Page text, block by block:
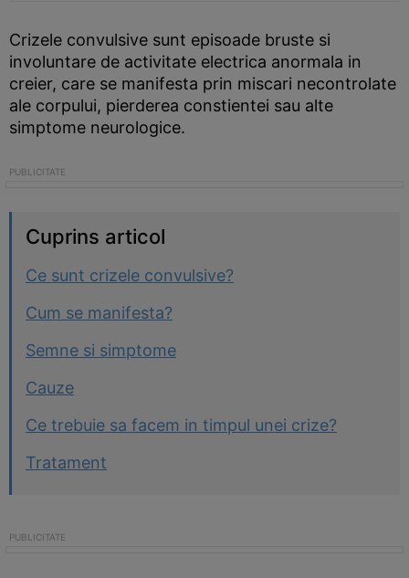
Crizele convulsive sunt episoade bruste si
involuntare de activitate electrica anormala in
creier, care se manifesta prin miscari necontrolate
ale corpului, pierderea constientei sau alte
simptome neurologice.
Cuprins articol
Ce sunt crizele convulsive?
Cum se manifesta?
Semne si simptome
Cauze
Ce trebuie sa facem in timpul unei crize?
Tratament